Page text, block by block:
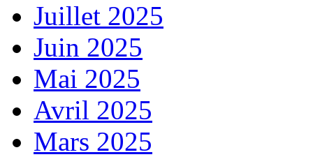
Juillet 2025
Juin 2025
Mai 2025
Avril 2025
Mars 2025